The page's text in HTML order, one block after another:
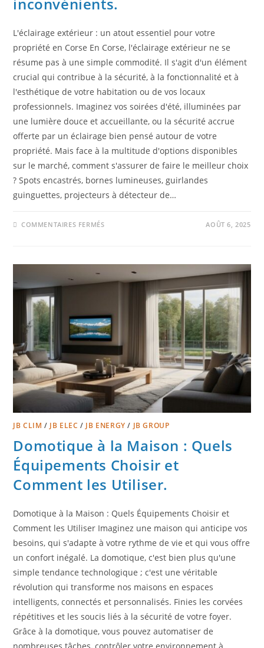
L'éclairage extérieur : un atout essentiel pour votre
propriété en Corse En Corse, l'éclairage extérieur ne se
résume pas à une simple commodité. Il s'agit d'un élément
crucial qui contribue à la sécurité, à la fonctionnalité et à
l'esthétique de votre habitation ou de vos locaux
professionnels. Imaginez vos soirées d'été, illuminées par
une lumière douce et accueillante, ou la sécurité accrue
offerte par un éclairage bien pensé autour de votre
propriété. Mais face à la multitude d'options disponibles
sur le marché, comment s'assurer de faire le meilleur choix
? Spots encastrés, bornes lumineuses, guirlandes
guinguettes, projecteurs à détecteur de…
COMMENTAIRES FERMÉS AOÛT 6, 2025
JB CLIM / JB ELEC / JB ENERGY / JB GROUP
Domotique à la Maison : Quels
Équipements Choisir et
Comment les Utiliser.
Domotique à la Maison : Quels Équipements Choisir et
Comment les Utiliser Imaginez une maison qui anticipe vos
besoins, qui s'adapte à votre rythme de vie et qui vous offre
un confort inégalé. La domotique, c'est bien plus qu'une
simple tendance technologique ; c'est une véritable
révolution qui transforme nos maisons en espaces
intelligents, connectés et personnalisés. Finies les corvées
répétitives et les soucis liés à la sécurité de votre foyer.
Grâce à la domotique, vous pouvez automatiser de